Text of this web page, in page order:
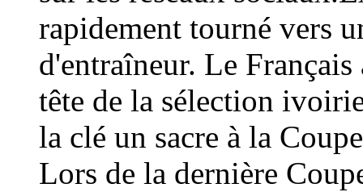
rapidement tourné vers
d'entraîneur. Le
tête de la sélection
la clé un sacre à la
Lors de la dernière